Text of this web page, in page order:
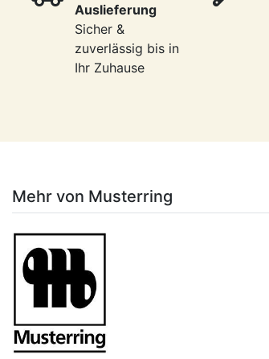
Auslieferung
Sicher &
zuverlässig bis in
Ihr Zuhause
Mehr von Musterring